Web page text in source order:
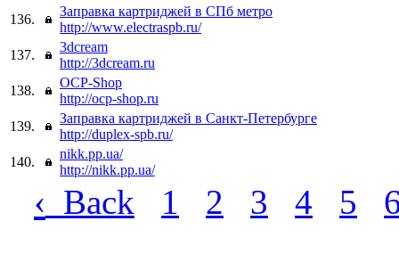
136.
Заправка картриджей в СПб метро
http://www.electraspb.ru/
137.
3dcream
http://3dcream.ru
138.
OCP-Shop
http://ocp-shop.ru
139.
Заправка картриджей в Санкт-Петербурге
http://duplex-spb.ru/
140.
nikk.pp.ua/
http://nikk.pp.ua/
‹ Back 1 2 3 4 5